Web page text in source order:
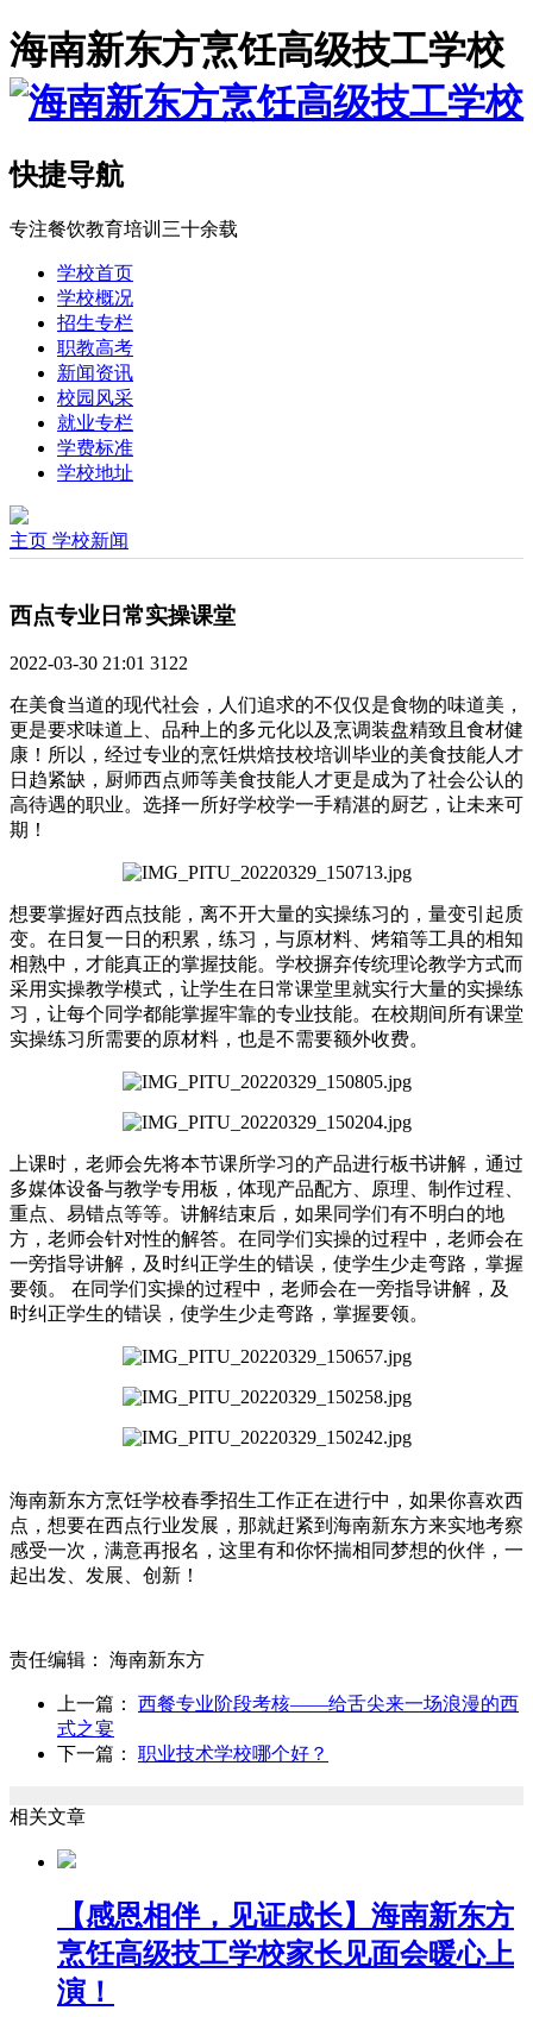
海南新东方烹饪高级技工学校
快捷导航
专注餐饮教育培训三十余载
学校首页
学校概况
招生专栏
职教高考
新闻资讯
校园风采
就业专栏
学费标准
学校地址
主页 学校新闻
西点专业日常实操课堂
2022-03-30 21:01 3122
在美食当道的现代社会，人们追求的不仅仅是食物的味道美，
更是要求味道上、品种上的多元化以及烹调装盘精致且食材健
康！所以，经过专业的烹饪烘焙技校培训毕业的美食技能人才
日趋紧缺，厨师西点师等美食技能人才更是成为了社会公认的
高待遇的职业。选择一所好学校学一手精湛的厨艺，让未来可
期！
想要掌握好西点技能，离不开大量的实操练习的，量变引起质
变。在日复一日的积累，练习，与原材料、烤箱等工具的相知
相熟中，才能真正的掌握技能。学校摒弃传统理论教学方式而
采用实操教学模式，让学生在日常课堂里就实行大量的实操练
习，让每个同学都能掌握牢靠的专业技能。在校期间所有课堂
实操练习所需要的原材料，也是不需要额外收费。
上课时，老师会先将本节课所学习的产品进行板书讲解，通过
多媒体设备与教学专用板，体现产品配方、原理、制作过程、
重点、易错点等等。讲解结束后，如果同学们有不明白的地
方，老师会针对性的解答。在同学们实操的过程中，老师会在
一旁指导讲解，及时纠正学生的错误，使学生少走弯路，掌握
要领。 在同学们实操的过程中，老师会在一旁指导讲解，及
时纠正学生的错误，使学生少走弯路，掌握要领。
海南新东方烹饪学校春季招生工作正在进行中，如果你喜欢西
点， 想要在西点行业发展，那就赶紧到海南新东方来实地考察
感受一次，满意再报名， 这里有和你怀揣相同梦想的伙伴， 一
起出发、发展、创新！
责任编辑： 海南新东方
上一篇： 西餐专业阶段考核——给舌尖来一场浪漫的西
式之宴
下一篇： 职业技术学校哪个好？
相关文章
【感恩相伴，见证成长】海南新东方
烹饪高级技工学校家长见面会暖心上
演！